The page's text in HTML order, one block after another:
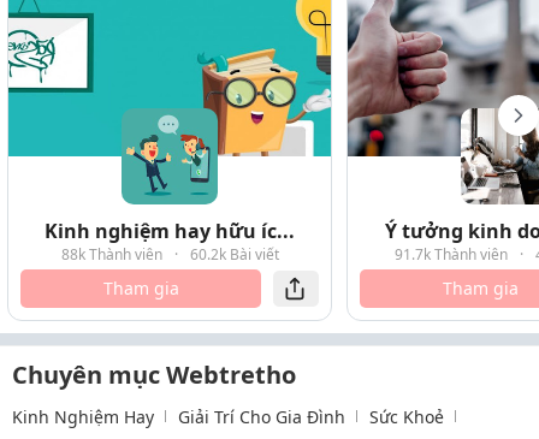
Kinh nghiệm hay hữu íc...
88k Thành viên · 60.2k Bài viết
Tham gia
Ý tưởng kinh
91.7k Thành viên ·
Tham gia
Chuyên mục Webtretho
Kinh Nghiệm Hay Giải Trí Cho Gia Đình Sức Khoẻ